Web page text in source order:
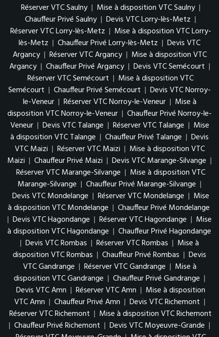
Réserver VTC Saulny | Mise à disposition VTC Saulny |
Chauffeur Privé Saulny | Devis VTC Lorry-lès-Metz |
Réserver VTC Lorry-lès-Metz | Mise à disposition VTC Lorry-
lès-Metz | Chauffeur Privé Lorry-lès-Metz | Devis VTC
Argancy | Réserver VTC Argancy | Mise à disposition VTC
Argancy | Chauffeur Privé Argancy | Devis VTC Semécourt |
Réserver VTC Semécourt | Mise à disposition VTC
Semécourt | Chauffeur Privé Semécourt | Devis VTC Norroy-
le-Veneur | Réserver VTC Norroy-le-Veneur | Mise à
disposition VTC Norroy-le-Veneur | Chauffeur Privé Norroy-le-
Veneur | Devis VTC Talange | Réserver VTC Talange | Mise
à disposition VTC Talange | Chauffeur Privé Talange | Devis
VTC Maizi | Réserver VTC Maizi | Mise à disposition VTC
Maizi | Chauffeur Privé Maizi | Devis VTC Marange-Silvange |
Réserver VTC Marange-Silvange | Mise à disposition VTC
Marange-Silvange | Chauffeur Privé Marange-Silvange |
Devis VTC Mondelange | Réserver VTC Mondelange | Mise
à disposition VTC Mondelange | Chauffeur Privé Mondelange
| Devis VTC Hagondange | Réserver VTC Hagondange | Mise
à disposition VTC Hagondange | Chauffeur Privé Hagondange
| Devis VTC Rombas | Réserver VTC Rombas | Mise à
disposition VTC Rombas | Chauffeur Privé Rombas | Devis
VTC Gandrange | Réserver VTC Gandrange | Mise à
disposition VTC Gandrange | Chauffeur Privé Gandrange |
Devis VTC Amn | Réserver VTC Amn | Mise à disposition
VTC Amn | Chauffeur Privé Amn | Devis VTC Richemont |
Réserver VTC Richemont | Mise à disposition VTC Richemont
| Chauffeur Privé Richemont | Devis VTC Moyeuvre-Grande |